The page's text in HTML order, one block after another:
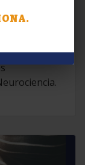
el